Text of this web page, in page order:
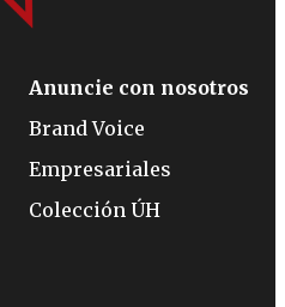
Anuncie con nosotros
Brand Voice
Empresariales
Colección ÚH